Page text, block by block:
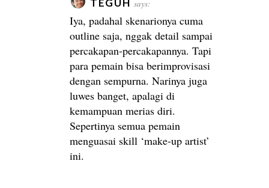
says:
Iya, padahal skenarionya cuma
outline saja, nggak detail sampai
percakapan-percakapannya. Tapi
para pemain bisa berimprovisasi
dengan sempurna. Narinya juga
luwes banget, apalagi di
kemampuan merias diri.
Sepertinya semua pemain
menguasai skill ‘make-up artist’
ini.